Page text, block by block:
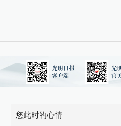
您此时的心情